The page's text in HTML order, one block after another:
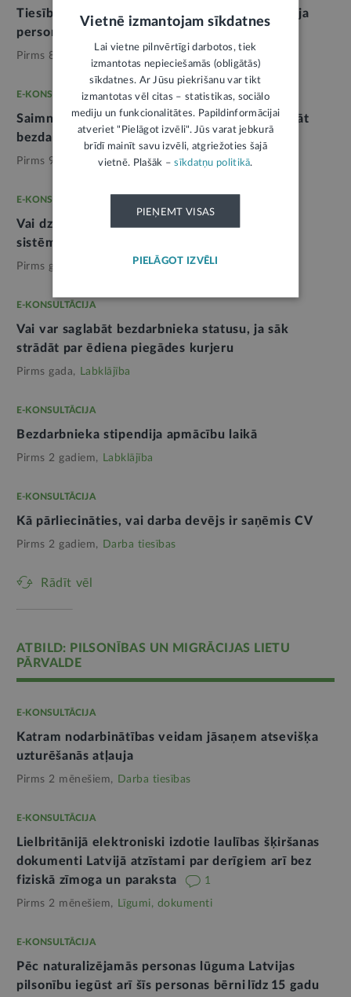
Tiesības uz bezdarbnieka statusu un pabalstu, ja
personai ir pašnodarbinātā statuss
Pirms 8 mēnešiem, Valsts sociālie pabalsti
E-KONSULTĀCIJA
Saimnieciskās darbības veicēja tiesības saglabāt
bezdarbnieka statusu
Pirms 9 mēnešiem, Labklājība
E-KONSULTĀCIJA
Vai dzēš personas datus no NVA informācijas
sistēmas
Pirms gada,
E-KONSULTĀCIJA
Vai var saglabāt bezdarbnieka statusu, ja sāk
strādāt par ēdiena piegādes kurjeru
Pirms gada, Labklājība
E-KONSULTĀCIJA
Bezdarbnieka stipendija apmācību laikā
Pirms 2 gadiem, Labklājība
E-KONSULTĀCIJA
Kā pārliecināties, vai darba devējs ir saņēmis CV
Pirms 2 gadiem, Darba tiesības
Rādīt vēl
ATBILD: PILSONĪBAS UN MIGRĀCIJAS LIETU
PĀRVALDE
E-KONSULTĀCIJA
Katram nodarbinātības veidam jāsaņem atsevišķa
uzturēšanās atļauja
Pirms 2 mēnešiem, Darba tiesības
E-KONSULTĀCIJA
Lielbritānijā elektroniski izdotie laulības šķiršanas
dokumenti Latvijā atzīstami par derīgiem arī bez
fiziskā zīmoga un paraksta
1
Pirms 2 mēnešiem, Līgumi, dokumenti
E-KONSULTĀCIJA
Pēc naturalizējamās personas lūguma Latvijas
pilsonību iegūst arī šīs personas bērni līdz 15 gadu
Vietnē izmantojam sīkdatnes
Lai vietne pilnvērtīgi darbotos, tiek
izmantotas nepieciešamās (obligātās)
sīkdatnes. Ar Jūsu piekrišanu var tikt
izmantotas vēl citas – statistikas, sociālo
mediju un funkcionalitātes. Papildinformācijai
atveriet "Pielāgot izvēli". Jūs varat jebkurā
brīdī mainīt savu izvēli, atgriežoties šajā
vietnē. Plašāk –sīkdatņu politikā.
PIEŅEMT VISAS
PIELĀGOT IZVĒLI